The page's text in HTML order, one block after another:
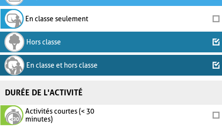
En classe seulement
Hors classe
En classe et hors classe
DURÉE DE L'ACTIVITÉ
Activités courtes (< 30
minutes)